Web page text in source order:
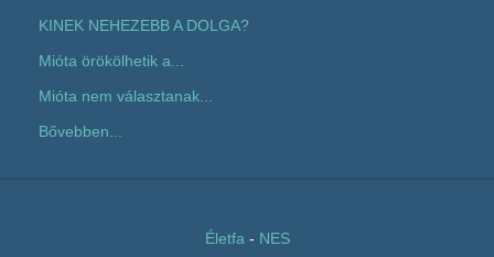
KINEK NEHEZEBB A DOLGA?
Mióta örökölhetik a...
Mióta nem választanak...
Bővebben...
Életfa - NES